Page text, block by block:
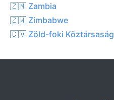
🇿🇲 Zambia
🇿🇼 Zimbabwe
🇨🇻 Zöld-foki Köztársaság